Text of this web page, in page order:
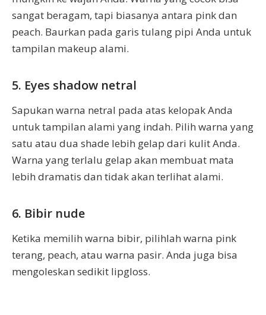
sangat beragam, tapi biasanya antara pink dan
peach. Baurkan pada garis tulang pipi Anda untuk
tampilan makeup alami.
5. Eyes shadow netral
Sapukan warna netral pada atas kelopak Anda
untuk tampilan alami yang indah. Pilih warna yang
satu atau dua shade lebih gelap dari kulit Anda.
Warna yang terlalu gelap akan membuat mata
lebih dramatis dan tidak akan terlihat alami.
6. Bibir nude
Ketika memilih warna bibir, pilihlah warna pink
terang, peach, atau warna pasir. Anda juga bisa
mengoleskan sedikit lipgloss.